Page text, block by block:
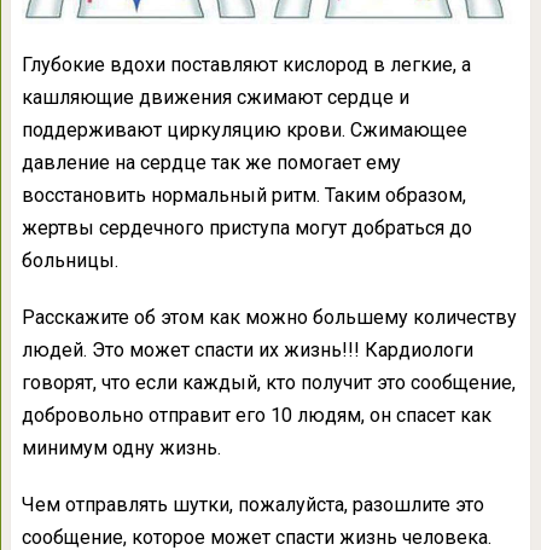
Глубокие вдохи поставляют кислород в легкие, а
кашляющие движения сжимают сердце и
поддерживают циркуляцию крови. Сжимающее
давление на сердце так же помогает ему
восстановить нормальный ритм. Таким образом,
жертвы сердечного приступа могут добраться до
больницы.
Расскажите об этом как можно большему количеству
людей. Это может спасти их жизнь!!! Кардиологи
говорят, что если каждый, кто получит это сообщение,
добровольно отправит его 10 людям, он спасет как
минимум одну жизнь.
Чем отправлять шутки, пожалуйста, разошлите это
сообщение, которое может спасти жизнь человека.